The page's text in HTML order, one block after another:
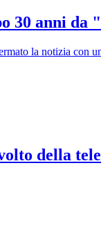
30 anni
la notizia con
della